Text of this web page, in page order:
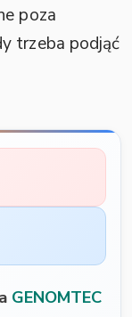
poza
trzeba podjąć
GENOMTEC